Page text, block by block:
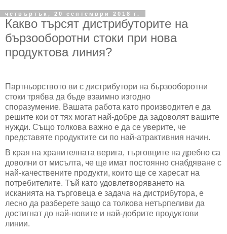
четвъртък, 20 септември 2018 г.
Какво търсят дистрибуторите на
бързооборотни стоки при нова
продуктова линия?
Партньорството ви с дистрибутори на бързооборотни
стоки трябва да бъде взаимно изгодно
споразумение. Вашата работа като производител е да
решите кои от тях могат най-добре да задоволят вашите
нужди. Също толкова важно е да се уверите, че
представяте продуктите си по най-атрактивния начин.
В края на хранителната верига, търговците на дребно са
доволни от мисълта, че ще имат постоянно снабдяване с
най-качествените продукти, които ще се харесат на
потребителите. Тъй като удовлетворяването на
исканията на търговеца е задача на дистрибутора, е
лесно да разберете защо са толкова нетърпеливи да
достигнат до най-новите и най-добрите продуктови
линии.